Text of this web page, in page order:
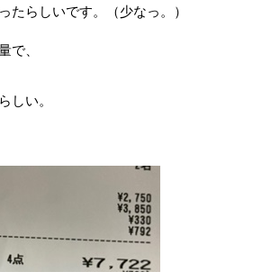
たらしいです。（少なっ。）
で、
しい。